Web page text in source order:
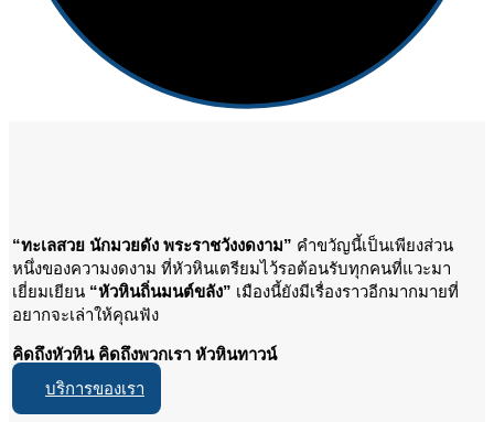
“ทะเลสวย นักมวยดัง พระราชวังงดงาม” คำขวัญนี้เป็นเพียงส่วน
หนึ่งของความงดงาม ที่หัวหินเตรียมไว้รอต้อนรับทุกคนที่แวะมา
เยี่ยมเยียน “หัวหินถิ่นมนต์ขลัง” เมืองนี้ยังมีเรื่องราวอีกมากมายที่
อยากจะเล่าให้คุณฟัง
คิดถึงหัวหิน คิดถึงพวกเรา หัวหินทาวน์
บริการของเรา